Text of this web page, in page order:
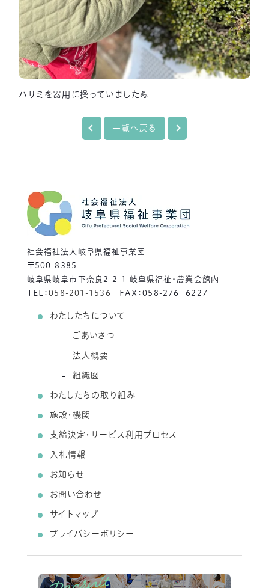
ハサミを器用に操っていました💪
一覧へ戻る
社会福祉法人岐阜県福祉事業団
〒500-8385
岐阜県岐阜市下奈良2-2-1 岐阜県福祉・農業会館内
TEL：058-201-1536 FAX：058-276‐6227
わたしたちについて
ごあいさつ
法人概要
組織図
わたしたちの取り組み
施設・機関
支給決定・サービス利用プロセス
入札情報
お知らせ
お問い合わせ
サイトマップ
プライバシーポリシー